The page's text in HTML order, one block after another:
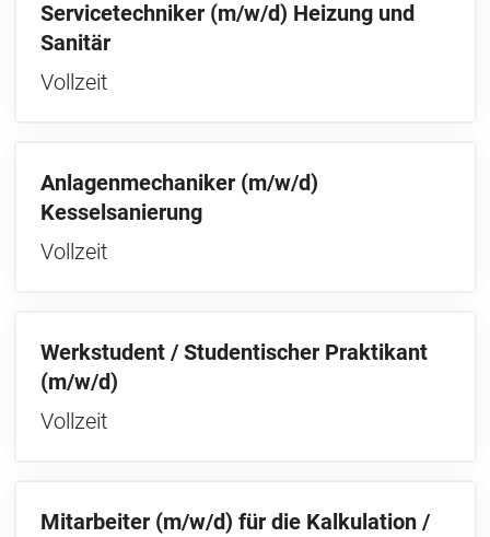
Servicetechniker (m/w/d) Heizung und
Sanitär
Vollzeit
Anlagenmechaniker (m/w/d)
Kesselsanierung
Vollzeit
Werkstudent / Studentischer Praktikant
(m/w/d)
Vollzeit
Mitarbeiter (m/w/d) für die Kalkulation /